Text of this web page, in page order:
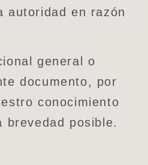
autoridad en razón
general o
documento, por
conocimiento
brevedad posible.